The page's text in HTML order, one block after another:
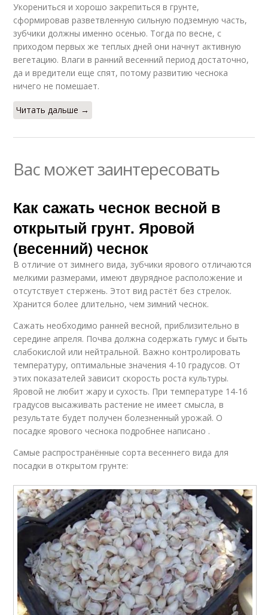
Укорениться и хорошо закрепиться в грунте,
сформировав разветвленную сильную подземную часть,
зубчики должны именно осенью. Тогда по весне, с
приходом первых же теплых дней они начнут активную
вегетацию. Влаги в ранний весенний период достаточно,
да и вредители еще спят, потому развитию чеснока
ничего не помешает.
Читать дальше →
Вас может заинтересовать
Как сажать чеснок весной в
открытый грунт. Яровой
(весенний) чеснок
В отличие от зимнего вида, зубчики ярового отличаются
мелкими размерами, имеют двурядное расположение и
отсутствует стержень. Этот вид растёт без стрелок.
Хранится более длительно, чем зимний чеснок.
Сажать необходимо ранней весной, приблизительно в
середине апреля. Почва должна содержать гумус и быть
слабокислой или нейтральной. Важно контролировать
температуру, оптимальные значения 4-10 градусов. От
этих показателей зависит скорость роста культуры.
Яровой не любит жару и сухость. При температуре 14-16
градусов высаживать растение не имеет смысла, в
результате будет получен болезненный урожай. О
посадке ярового чеснока подробнее написано .
Самые распространённые сорта весеннего вида для
посадки в открытом грунте: